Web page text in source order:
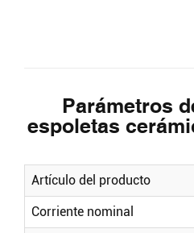
Parámetros
espoletas
Artículo del producto
Corriente nominal